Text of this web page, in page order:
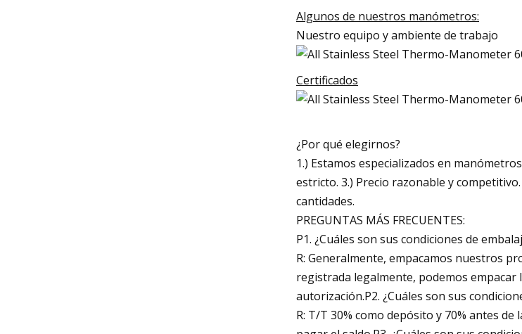
Algunos de nuestros manómetros:
Nuestro equipo y ambiente de trabajo
Certificados
¿Por qué elegirnos?
1.) Estamos especializados en
estricto. 3.) Precio razonable y
cantidades.
PREGUNTAS MÁS FRECUENTES:
P1. ¿Cuáles son sus condiciones de
R: Generalmente, empacamos nuestros
registrada legalmente, podemos empacar
autorización.P2. ¿Cuáles son sus
R: T/T 30% como depósito y 70% antes